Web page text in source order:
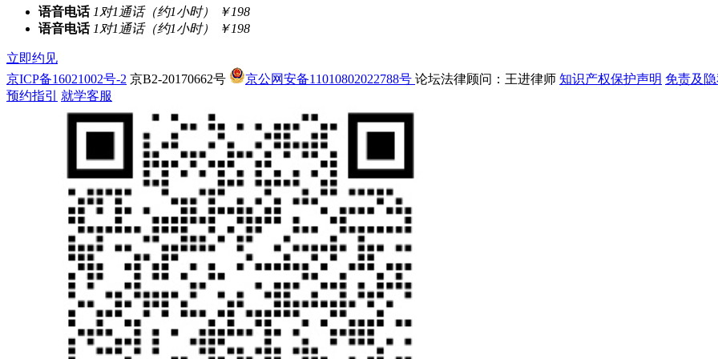
语音电话 1对1通话（约1小时）
￥198
语音电话 1对1通话（约1小时） ￥198
立即约见
京ICP备16021002号-2 京B2-20170662号 京公网安备11010802022788号 论坛法律顾问：王进律师 知识产权保护声明 免责及
预约指引
就学客服